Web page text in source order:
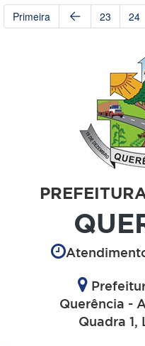
Primeira 23 24
Querência -
Quadra 1,